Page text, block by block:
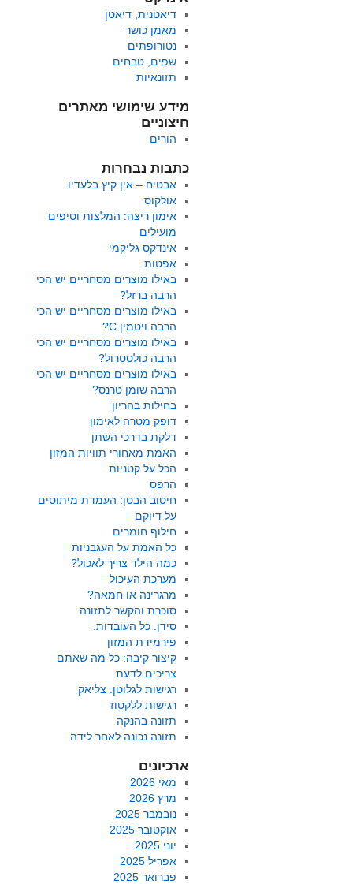
דיאטנית, דיאטן
מאמן כושר
נטורופתים
שפים, טבחים
תזונאיות
מידע שימושי מאתרים
חיצוניים
הורים
כתבות נבחרות
אבטיח – אין קיץ בלעדיו
אולקוס
אימון ריצה: המלצות וטיפים
מועילים
אינדקס גליקמי
אפטות
באילו מוצרים מסחריים יש הכי
הרבה ברזל?
באילו מוצרים מסחריים יש הכי
הרבה ויטמין C?
באילו מוצרים מסחריים יש הכי
הרבה כולסטרול?
באילו מוצרים מסחריים יש הכי
הרבה שומן טרנס?
בחילות בהריון
דופק מטרה לאימון
דלקת בדרכי השתן
האמת מאחורי תוויות המזון
הכל על קטניות
הרפס
חיטוב הבטן: העמדת מיתוסים
על דיוקם
חילוף חומרים
כל האמת על העגבניות
כמה הילד צריך לאכול?
מערכת העיכול
מרגרינה או חמאה?
סוכרת והקשר לתזונה
סידן. כל העובדות.
פירמידת המזון
קיצור קיבה: כל מה שאתם
צריכים לדעת
רגישות לגלוטן: צליאק
רגישות ללקטוז
תזונה בהנקה
תזונה נכונה לאחר לידה
ארכיונים
מאי 2026
מרץ 2026
נובמבר 2025
אוקטובר 2025
יוני 2025
אפריל 2025
פברואר 2025